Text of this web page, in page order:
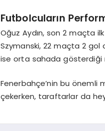
Futbolcuların
Oğuz Aydın, son 2 maçta
Szymanski, 22 maçta 2 gol
ise orta sahada gösterdiği
Fenerbahçe’nin bu önemli
çekerken, taraftarlar da